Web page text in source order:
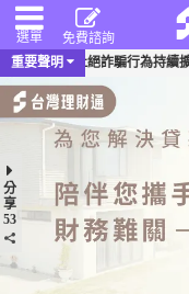
選單 免費諮詢
重要聲明
傳，為杜絕詐騙行為持續擴張
分
享
53